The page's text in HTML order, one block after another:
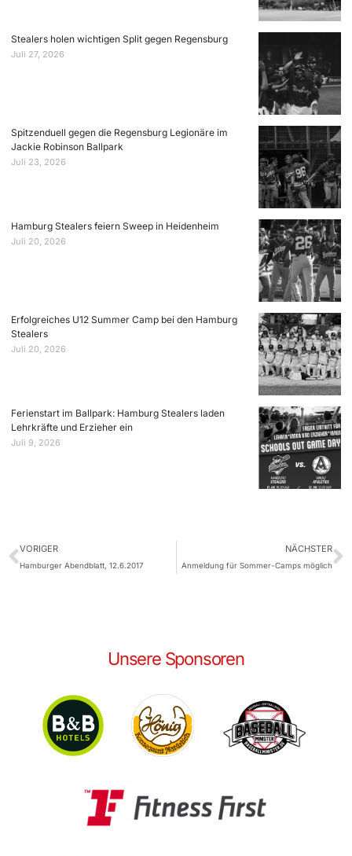
Stealers holen wichtigen Split gegen Regensburg
Juli 27, 2026
Spitzenduell gegen die Regensburg Legionäre im
Jackie Robinson Ballpark
Juli 23, 2026
Hamburg Stealers feiern Sweep in Heidenheim
Juli 20, 2026
Erfolgreiches U12 Summer Camp bei den Hamburg
Stealers
Juli 20, 2026
Ferienstart im Ballpark: Hamburg Stealers laden
Lehrkräfte und Erzieher ein
Juli 9, 2026
VORIGER
Hamburger Abendblatt, 12.6.2017
NÄCHSTER
Anmeldung für Sommer-Camps möglich
Unsere Sponsoren